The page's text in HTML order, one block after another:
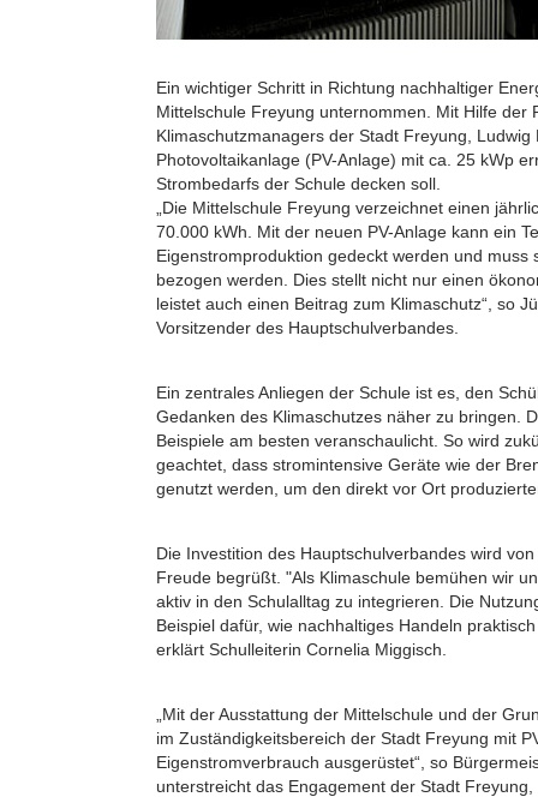
Ein wichtiger Schritt in Richtung nachhaltiger
Mittelschule Freyung unternommen. Mit Hilfe der
Klimaschutzmanagers der Stadt Freyung, Ludwig
Photovoltaikanlage (PV-Anlage) mit ca. 25 kWp
Strombedarfs der Schule decken soll.
„Die Mittelschule Freyung verzeichnet einen
70.000 kWh. Mit der neuen PV-Anlage kann ein
Eigenstromproduktion gedeckt werden und muss
bezogen werden. Dies stellt nicht nur einen
leistet auch einen Beitrag zum Klimaschutz“, so
Vorsitzender des Hauptschulverbandes.
Ein zentrales Anliegen der Schule ist es, den
Gedanken des Klimaschutzes näher zu bringen.
Beispiele am besten veranschaulicht. So wird
geachtet, dass stromintensive Geräte wie der
genutzt werden, um den direkt vor Ort
Die Investition des Hauptschulverbandes wird
Freude begrüßt. "Als Klimaschule bemühen wir
aktiv in den Schulalltag zu integrieren. Die
Beispiel dafür, wie nachhaltiges Handeln
erklärt Schulleiterin Cornelia Miggisch.
„Mit der Ausstattung der Mittelschule und der
im Zuständigkeitsbereich der Stadt Freyung mit
Eigenstromverbrauch ausgerüstet“, so
unterstreicht das Engagement der Stadt